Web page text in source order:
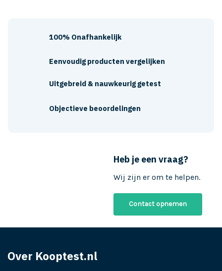
Heb je een vraag?
Wij zijn er om te helpen.
Contact opnemen
100% Onafhankelijk
Eenvoudig producten vergelijken
Uitgebreid & nauwkeurig getest
Objectieve beoordelingen
Over Kooptest.nl